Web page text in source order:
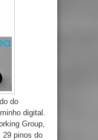
do
digital.
Group,
29 pinos do